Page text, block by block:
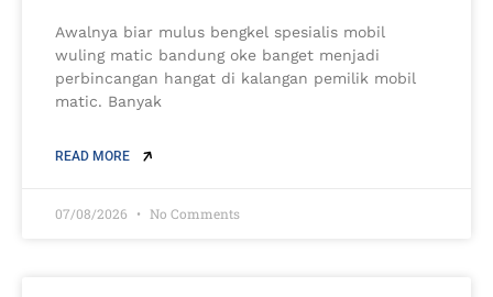
Awalnya biar mulus bengkel spesialis mobil
wuling matic bandung oke banget menjadi
perbincangan hangat di kalangan pemilik mobil
matic. Banyak
READ MORE
07/08/2026 No Comments